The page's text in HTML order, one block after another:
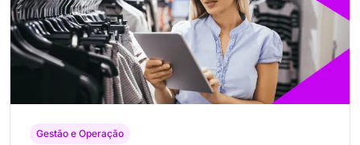
Gestão e Operação